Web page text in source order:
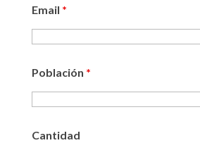
Email *
Población *
Cantidad